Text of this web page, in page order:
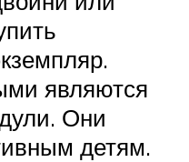
являются
Они
детям.